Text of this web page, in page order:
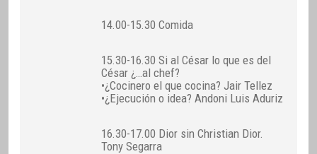
14.00-15.30 Comida
15.30-16.30 Si al César lo que es del
César ¿…al chef?
•¿Cocinero el que cocina? Jair Tellez
•¿Ejecución o idea? Andoni Luis Aduriz
16.30-17.00 Dior sin Christian Dior.
Tony Segarra